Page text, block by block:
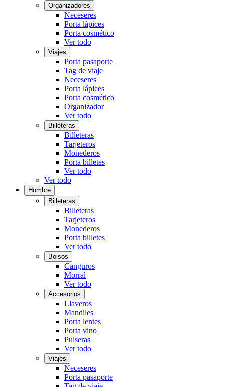
Organizadores
Neceseres
Porta lápices
Porta cosmético
Ver todo
Viajes
Porta pasaporte
Tag de viaje
Neceseres
Porta lápices
Porta cosmético
Organizador
Ver todo
Billeteras
Billeteras
Tarjeteros
Monederos
Porta billetes
Ver todo
Ver todo
Hombre
Billeteras
Billeteras
Tarjeteros
Monederos
Porta billetes
Ver todo
Bolsos
Canguros
Morral
Ver todo
Accesorios
Llaveros
Mandiles
Porta lentes
Porta vino
Pulseras
Ver todo
Viajes
Neceseres
Porta pasaporte